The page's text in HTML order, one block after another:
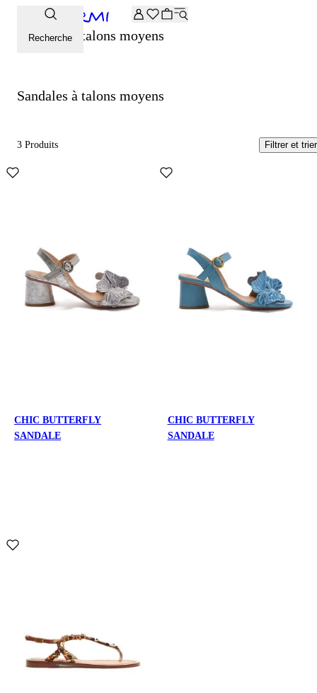
-20% supplémentaires sur la sélection Archive. Saisissez le
Recherche
Sandales à talons moyens
Sandales à talons moyens
3 Produits Filtrer et trier
CHIC BUTTERFLY
SANDALE
CHIC BUTTERFLY
SANDALE